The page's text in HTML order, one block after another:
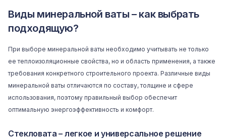
Виды минеральной ваты – как выбрать
подходящую?
При выборе минеральной ваты необходимо учитывать не только
ее теплоизоляционные свойства, но и область применения, а также
требования конкретного строительного проекта. Различные виды
минеральной ваты отличаются по составу, толщине и сфере
использования, поэтому правильный выбор обеспечит
оптимальную энергоэффективность и комфорт.
Стекловата – легкое и универсальное решение